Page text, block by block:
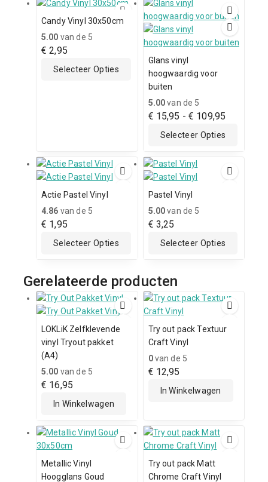
Candy Vinyl 30x50cm
5.00 van de 5
€ 2,95
Selecteer Opties
Glans vinyl
hoogwaardig voor
buiten
5.00van de 5
€ 15,95 - € 109,95
Selecteer Opties
Actie Pastel Vinyl
4.86 van de 5
€ 1,95
Selecteer Opties
Pastel Vinyl
5.00van de 5
€ 3,25
Selecteer Opties
Gerelateerde producten
LOKLiK Zelfklevende
vinyl Tryout pakket
(A4)
5.00 van de 5
€ 16,95
In Winkelwagen
Try out pack Textuur
Craft Vinyl
0van de 5
€ 12,95
In Winkelwagen
Metallic Vinyl
Hoogglans Goud
Try out pack Matt
Chrome Craft Vinyl